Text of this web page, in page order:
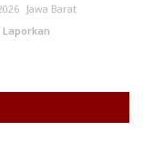
Jawa Barat
Laporkan